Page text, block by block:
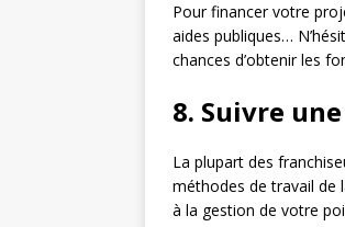
Pour financer votre
aides publiques…
chances d’obtenir les
8. Suivre
La plupart des
méthodes de travail de
à la gestion de votre